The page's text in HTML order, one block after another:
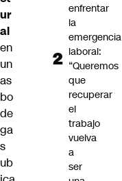
ur
al
en
un
as
bo
de
ga
s
ub
enfrentar
la
emergencia
laboral:
“Queremos
que
recuperar
el
trabajo
vuelva
a
ser